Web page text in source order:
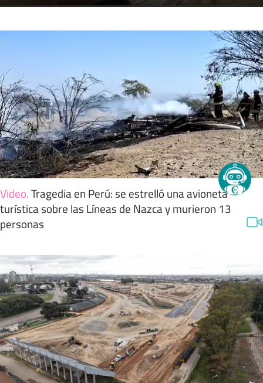
Video.Tragedia en Perú: se estrelló una avioneta
turística sobre las Líneas de Nazca y murieron 13
personas